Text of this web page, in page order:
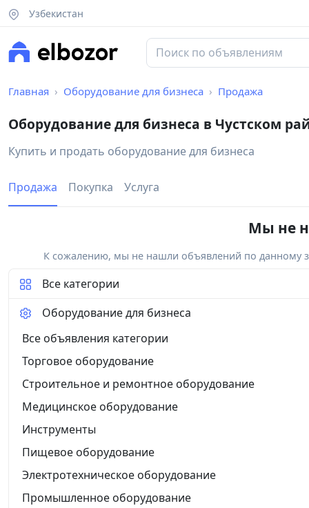
Узбекистан
Главная Оборудование для бизнеса Продажа
Оборудование для бизнеса в Чустском
Купить и продать оборудование для бизнеса
Продажа Покупка Услуга
Мы не
К сожалению, мы не нашли объявлений по данному
Все категории
Оборудование для бизнеса
Все объявления категории
Торговое оборудование
Строительное и ремонтное оборудование
Медицинское оборудование
Инструменты
Пищевое оборудование
Электротехническое оборудование
Промышленное оборудование